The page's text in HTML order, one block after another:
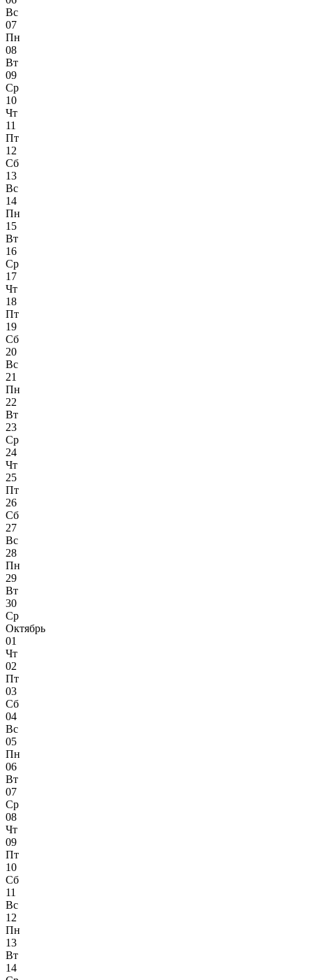
Вс
07
Пн
08
Вт
09
Ср
10
Чт
11
Пт
12
Сб
13
Вс
14
Пн
15
Вт
16
Ср
17
Чт
18
Пт
19
Сб
20
Вс
21
Пн
22
Вт
23
Ср
24
Чт
25
Пт
26
Сб
27
Вс
28
Пн
29
Вт
30
Ср
Октябрь
01
Чт
02
Пт
03
Сб
04
Вс
05
Пн
06
Вт
07
Ср
08
Чт
09
Пт
10
Сб
11
Вс
12
Пн
13
Вт
14